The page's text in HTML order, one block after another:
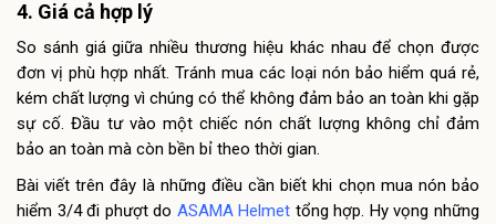
4. Giá cả hợp lý
So sánh giá giữa nhiều thương hiệu khác nhau để chọn được
đơn vị phù hợp nhất. Tránh mua các loại nón bảo hiểm quá rẻ,
kém chất lượng vì chúng có thể không đảm bảo an toàn khi gặp
sự cố. Đầu tư vào một chiếc nón chất lượng không chỉ đảm
bảo an toàn mà còn bền bỉ theo thời gian.
Bài viết trên đây là những điều cần biết khi chọn mua nón bảo
hiểm 3/4 đi phượt do ASAMA Helmet tổng hợp. Hy vọng những